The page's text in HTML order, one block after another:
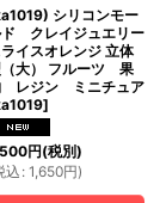
シリコンモー
ド クレイジュエリー
ライスオレンジ 立体
大） フルーツ 果
レジン ミニチュア
]
円(税別)
込 : 1,650円)